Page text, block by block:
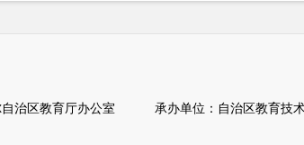
区教育厅办公室 承办单位：自治区教育技术与